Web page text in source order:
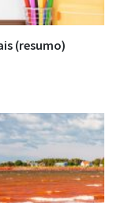
(resumo)